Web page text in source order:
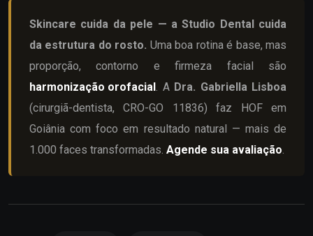
Skincare cuida da pele — a Studio Dental cuida
da estrutura do rosto. Uma boa rotina é base, mas
proporção, contorno e firmeza facial são
harmonização orofacial . A Dra. Gabriella Lisboa
(cirurgiã-dentista, CRO-GO 11836) faz HOF em
Goiânia com foco em resultado natural — mais de
1.000 faces transformadas. Agende sua avaliação